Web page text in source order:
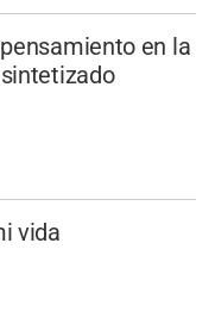
en la
vida